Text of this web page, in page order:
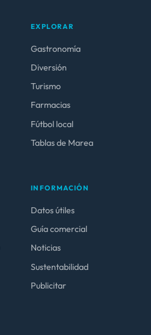
EXPLORAR
Gastronomía
Diversión
Turismo
Farmacias
Fútbol local
Tablas de Marea
INFORMACIÓN
Datos útiles
Guía comercial
Noticias
Sustentabilidad
Publicitar